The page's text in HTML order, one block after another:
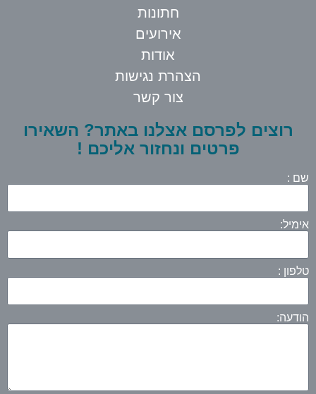
חתונות
אירועים
אודות
הצהרת נגישות
צור קשר
רוצים לפרסם אצלנו באתר? השאירו
פרטים ונחזור אליכם !
שם :
אימיל:
טלפון :
הודעה: